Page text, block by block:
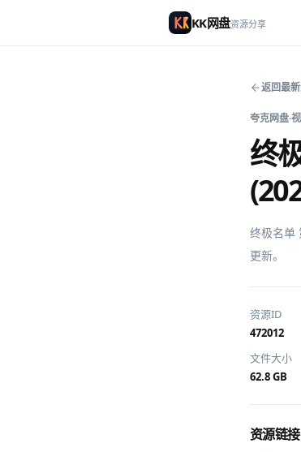
KK网盘资源分享
返回最
夸克网盘·
终
终极名单
更新。
资源ID
472012
文件大小
62.8 GB
资源链接